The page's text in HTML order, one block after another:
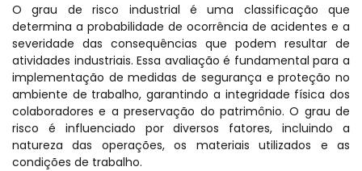
O grau de risco industrial é uma classificação que
determina a probabilidade de ocorrência de acidentes e a
severidade das consequências que podem resultar de
atividades industriais. Essa avaliação é fundamental para a
implementação de medidas de segurança e proteção no
ambiente de trabalho, garantindo a integridade física dos
colaboradores e a preservação do patrimônio. O grau de
risco é influenciado por diversos fatores, incluindo a
natureza das operações, os materiais utilizados e as
condições de trabalho.